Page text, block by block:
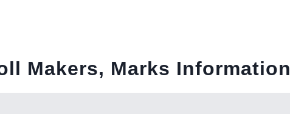
Makers, Marks Information